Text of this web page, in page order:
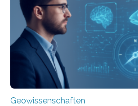
Forschungsergebnisse
neu, um zu erklären, wie Eisen,
Systemen freigesetzt wird, über
transportiert werden kann. „Das…
Geowissenschaften